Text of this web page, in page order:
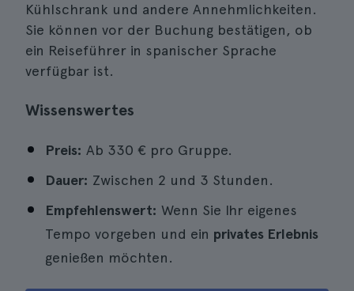
Kühlschrank und andere Annehmlichkeiten.
Sie können vor der Buchung bestätigen, ob
ein Reiseführer in spanischer Sprache
verfügbar ist.
Wissenswertes
Preis: Ab 330 € pro Gruppe.
Dauer: Zwischen 2 und 3 Stunden.
Empfehlenswert: Wenn Sie Ihr eigenes
Tempo vorgeben und ein privates Erlebnis
genießen möchten.